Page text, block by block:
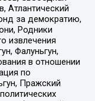
Атлантический
за демократию,
Родники
извлечения
Фалуньгун,
в отношении
по
Пражский